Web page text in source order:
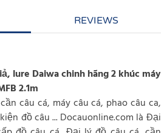
REVIEWS
lure Daiwa chinh hãng 2 khúc máy
2.1m
câu cá, máy câu cá, phao câu ca,
đồ câu ... Docauonline.com là Đại